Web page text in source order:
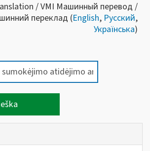
/ VMI Машинный перевод /
переклад (English, Русский,
Українська)